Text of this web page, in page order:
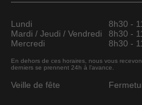
Lundi
8h30 -
Mardi / Jeudi / Vendredi
8h30 -
Mercredi
8h30 -
En dehors de ces horaires, nous vous
derniers se prennent 24h à l’avance.
Veille de fête